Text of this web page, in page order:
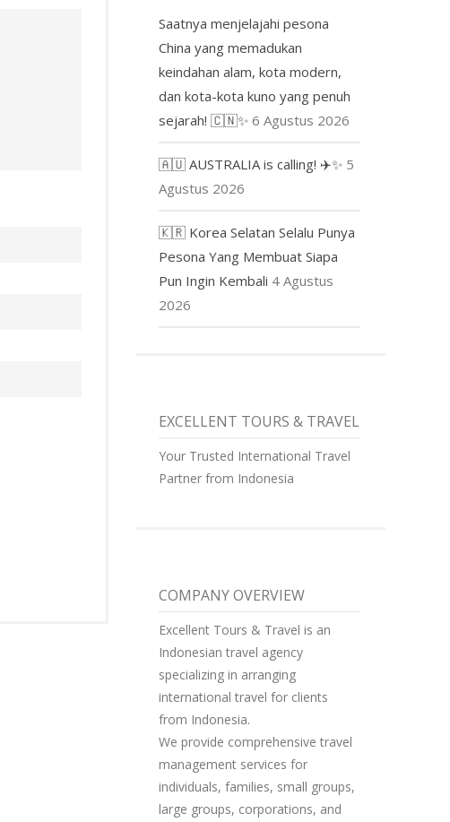
Saatnya menjelajahi pesona
China yang memadukan
keindahan alam, kota modern,
dan kota-kota kuno yang penuh
sejarah! 🇨🇳✨ 6 Agustus 2026
🇦🇺 AUSTRALIA is calling! ✈️✨ 5
Agustus 2026
🇰🇷 Korea Selatan Selalu Punya
Pesona Yang Membuat Siapa
Pun Ingin Kembali 4 Agustus
2026
EXCELLENT TOURS & TRAVEL
Your Trusted International Travel
Partner from Indonesia
COMPANY OVERVIEW
Excellent Tours & Travel is an
Indonesian travel agency
specializing in arranging
international travel for clients
from Indonesia.
We provide comprehensive travel
management services for
individuals, families, small groups,
large groups, corporations, and